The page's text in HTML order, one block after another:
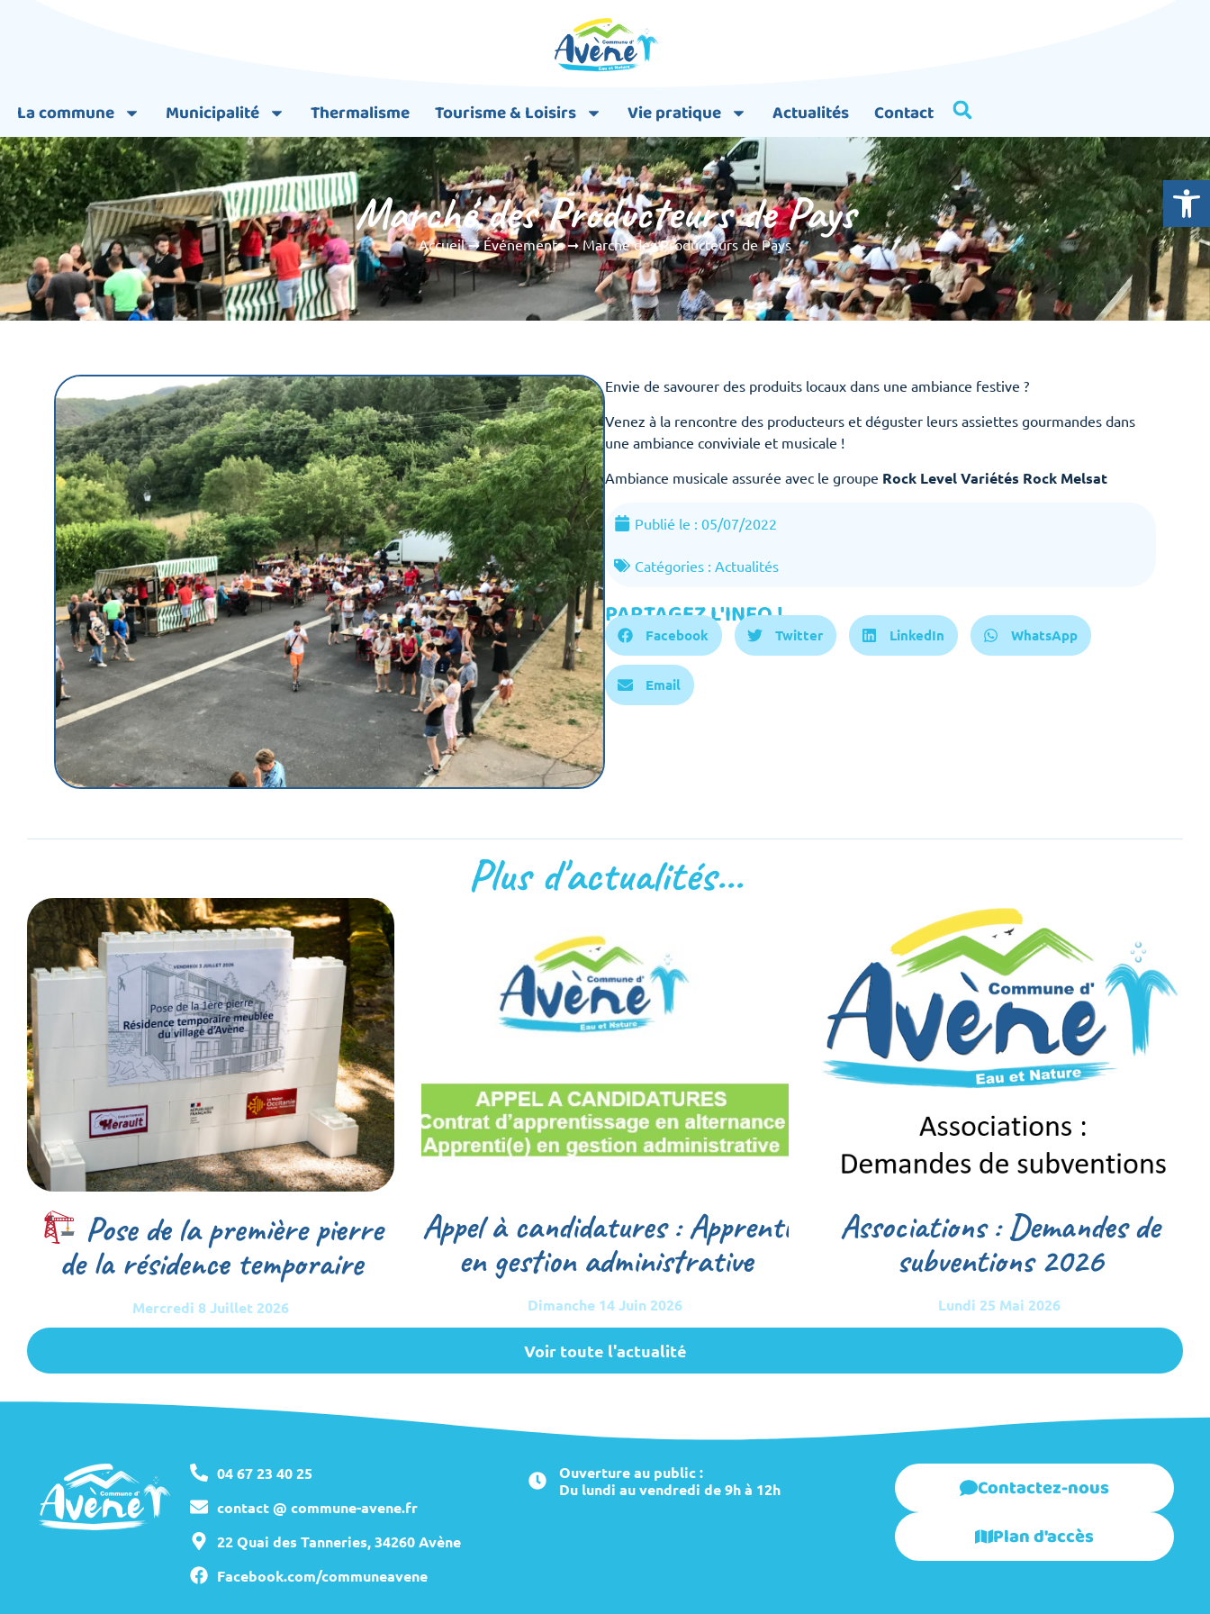
Ouvrir
La commune Municipalité Thermalisme Tourisme & Loisirs Vie pratique Actualités Contact
Marché des Producteurs de Pays
Accueil➞Événements➞Marché des Producteurs de Pays
Envie de savourer des produits locaux dans une ambiance festive ?
Venez à la rencontre des producteurs et déguster leurs assiettes gourmandes dans
une ambiance conviviale et musicale !
Ambiance musicale assurée avec le groupe Rock Level Variétés Rock Melsat
Publié le : 05/07/2022
Catégories : Actualités
PARTAGEZ L'INFO !
Facebook Twitter LinkedIn WhatsApp
Email
Plus d'actualités...
Pose de la première pierre
de la résidence temporaire
Mercredi 8 Juillet 2026
Appel à candidatures : Apprenti
en gestion administrative
Dimanche 14 Juin 2026
Associations : Demandes de
subventions 2026
Lundi 25 Mai 2026
Voir toute l'actualité
04 67 23 40 25
contact @ commune-avene.fr
22 Quai des Tanneries, 34260 Avène
Facebook.com/communeavene
Ouverture au public :
Du lundi au vendredi de 9h à 12h
Contactez-nous
Plan d'accès